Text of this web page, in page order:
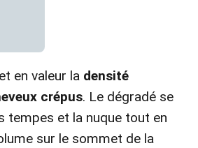
en valeur la densité
crépus. Le dégradé se
tempes et la nuque tout en
sur le sommet de la